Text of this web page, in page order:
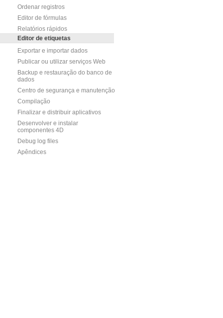
Ordenar registros
Editor de fórmulas
Relatórios rápidos
Editor de etiquetas
Exportar e importar dados
Publicar ou utilizar serviços Web
Backup e restauração do banco de
dados
Centro de segurança e manutenção
Compilação
Finalizar e distribuir aplicativos
Desenvolver e instalar
componentes 4D
Debug log files
Apêndices